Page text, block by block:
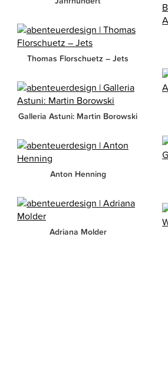
Thomas Florschuetz – Jets
Galleria Astuni: Martin Borowski
Anton Henning
Adriana Molder